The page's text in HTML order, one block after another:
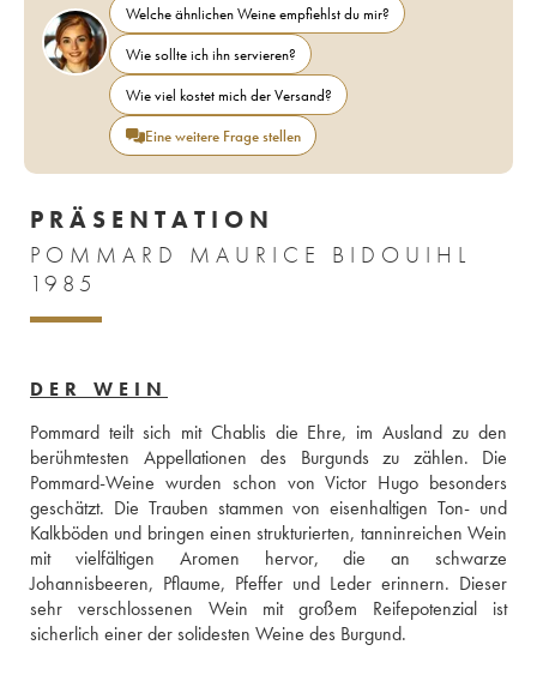
Welche ähnlichen Weine empfiehlst du mir?
Wie sollte ich ihn servieren?
Wie viel kostet mich der Versand?
Eine weitere Frage stellen
PRÄSENTATION
POMMARD MAURICE BIDOUIHL
1985
DER WEIN
Pommard teilt sich mit Chablis die Ehre, im Ausland zu den
berühmtesten Appellationen des Burgunds zu zählen. Die
Pommard-Weine wurden schon von Victor Hugo besonders
geschätzt. Die Trauben stammen von eisenhaltigen Ton- und
Kalkböden und bringen einen strukturierten, tanninreichen Wein
mit vielfältigen Aromen hervor, die an schwarze
Johannisbeeren, Pflaume, Pfeffer und Leder erinnern. Dieser
sehr verschlossenen Wein mit großem Reifepotenzial ist
sicherlich einer der solidesten Weine des Burgund.